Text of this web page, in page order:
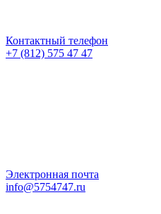
Контактный телефон
+7 (812) 575 47 47
Электронная почта
info@5754747.ru